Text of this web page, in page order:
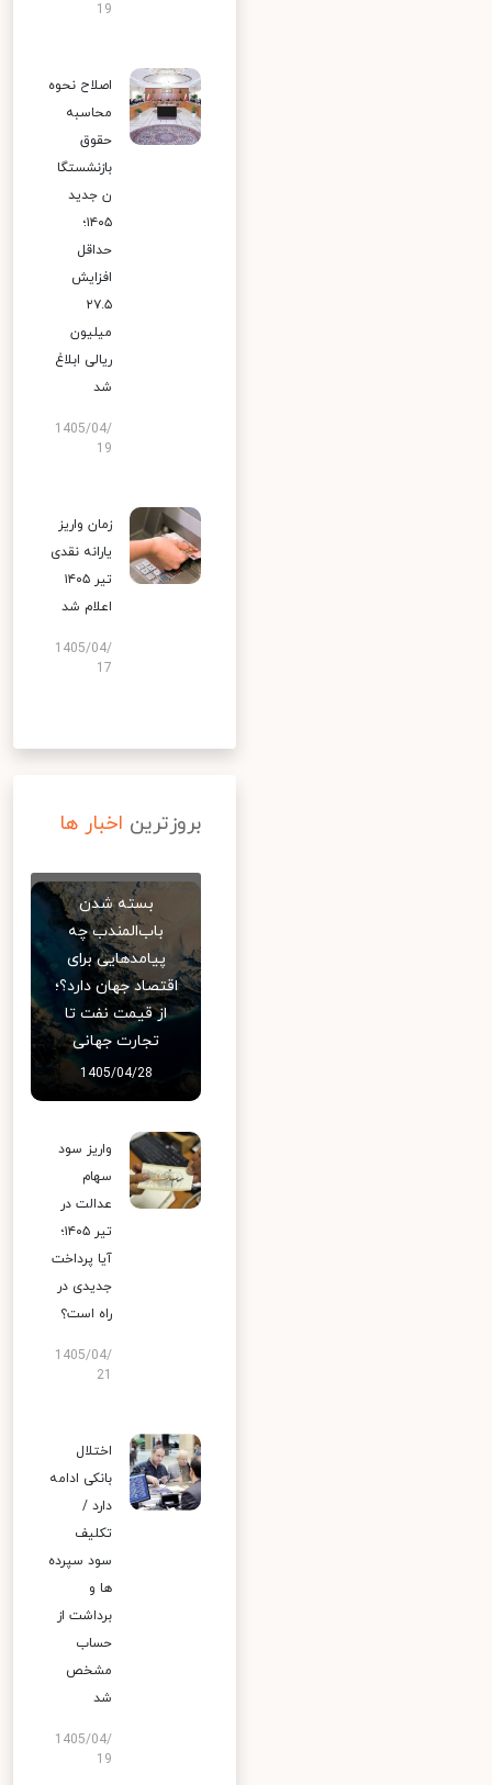
19
اصلاح نحوه
محاسبه
حقوق
بازنشستگا
ن جدید
۱۴۰۵؛
حداقل
افزایش
۲۷.۵
میلیون
ریالی ابلاغ
شد
1405/04/
19
زمان واریز
یارانه نقدی
تیر ۱۴۰۵
اعلام شد
1405/04/
17
بروزترین اخبار ها
بسته شدن
باب‌المندب چه
پیامدهایی برای
اقتصاد جهان دارد؟؛
از قیمت نفت تا
تجارت جهانی
1405/04/28
واریز سود
سهام
عدالت در
تیر ۱۴۰۵؛
آیا پرداخت
جدیدی در
راه است؟
1405/04/
اختلال
بانکی ادامه
دارد /
تکلیف
سود سپرده
ها و
برداشت از
حساب
مشخص
شد
1405/04/
19